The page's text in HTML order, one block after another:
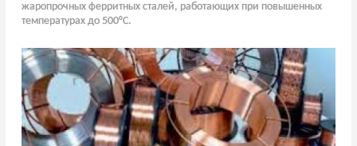
жаропрочных ферритных сталей, работающих при повышенных
температурах до 500°C.